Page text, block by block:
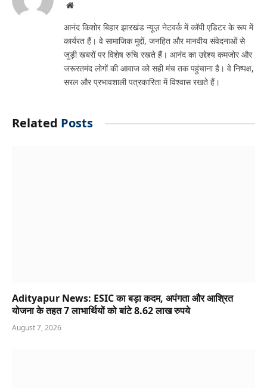
Website
आनंद किशोर बिहार झारखंड न्यूज़ नेटवर्क में कॉपी एडिटर के रूप में
कार्यरत हैं। वे सामाजिक मुद्दों, जनहित और मानवीय संवेदनाओं से
जुड़ी खबरों पर विशेष रुचि रखते हैं। आनंद का उद्देश्य कमजोर और
जरूरतमंद लोगों की आवाज को सही मंच तक पहुंचाना है। वे निष्पक्ष,
सरल और प्रभावशाली पत्रकारिता में विश्वास रखते हैं।
Related Posts
Adityapur News: ESIC का बड़ा कदम, अपंगता और आश्रित
योजना के तहत 7 लाभार्थियों को बांटे 8.62 लाख रुपये
August 7, 2026